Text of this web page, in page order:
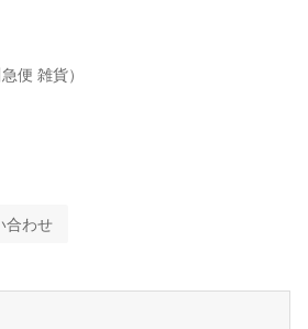
便 雑貨）
合わせ